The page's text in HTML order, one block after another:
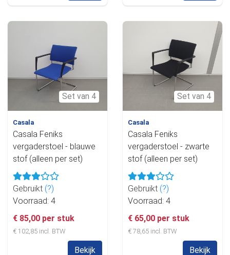
Set van 4
Casala
Casala Feniks
vergaderstoel - blauwe
stof (alleen per set)
Gebruikt (?)
Voorraad: 4
€ 85,00 per stuk
€ 102,85 incl. BTW
Bekijk
Set van 4
Casala
Casala Feniks
vergaderstoel - zwarte
stof (alleen per set)
Gebruikt (?)
Voorraad: 4
€ 65,00 per stuk
€ 78,65 incl. BTW
Bekijk